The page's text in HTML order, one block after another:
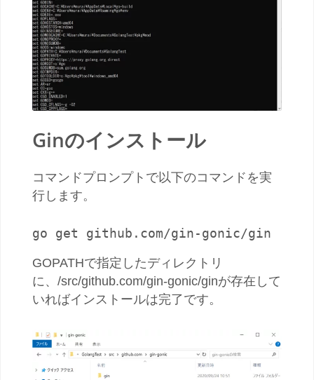
Ginのインストール
コマンドプロンプトで以下のコマンドを実
行します。
go get github.com/gin-gonic/gin
GOPATHで指定したディレクトリ
に、/src/github.com/gin-gonic/ginが存在して
いればインストールは完了です。